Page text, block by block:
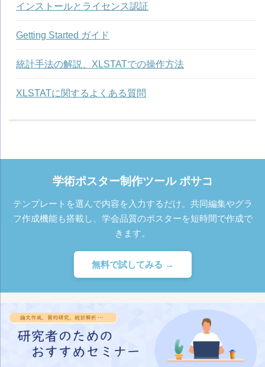
インストールとライセンス認証
Getting Started ガイド
統計手法の解説、XLSTATでの操作方法
XLSTATに関するよくある質問
学術ポスター制作ツール ポサコ
テンプレートを選んで内容を入力するだけ。共同編集やグラ
フ作成機能も搭載し、学会品質のポスターを短時間で作成で
きます。
無料で試してみる →